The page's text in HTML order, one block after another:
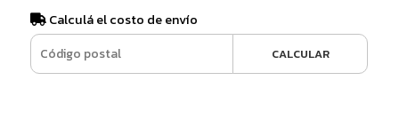
Calculá el costo de envío
CALCULAR